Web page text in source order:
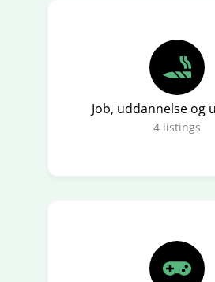
Job, uddannelse og
4 listings